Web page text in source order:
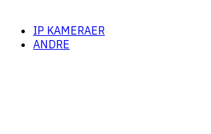
IP KAMERAER
ANDRE